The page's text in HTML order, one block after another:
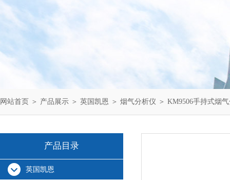
网站首页 ＞ 产品展示 ＞ 英国凯恩 ＞ 烟气分析仪 ＞ KM9506手持式烟
产品目录
英国凯恩